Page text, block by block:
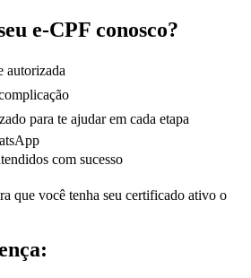
e-CPF conosco?
autorizada
para te ajudar em cada etapa
com sucesso
que você tenha seu certificado ativo o